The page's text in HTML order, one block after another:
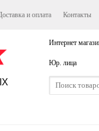
и оплата Контакты
Интернет
Юр. лица